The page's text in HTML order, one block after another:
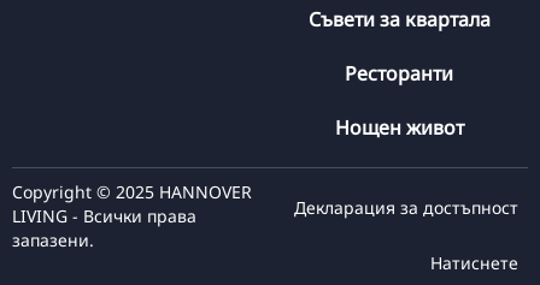
Съвети за квартала
Ресторанти
Нощен живот
Copyright © 2025 HANNOVER
LIVING - Всички права
запазени.
Декларация за достъпност
Натиснете